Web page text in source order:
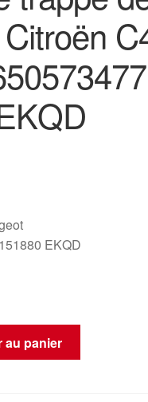
EKQD
au panier